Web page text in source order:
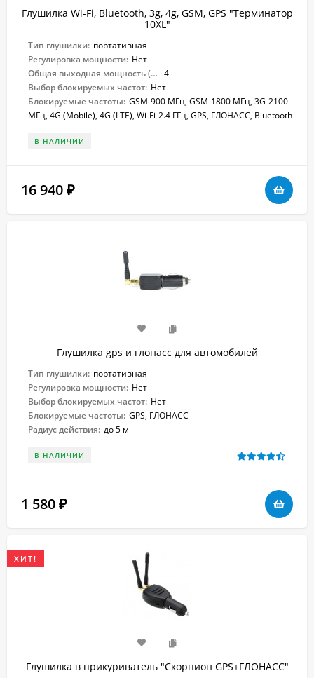
Глушилка Wi-Fi, Bluetooth, 3g, 4g, GSM, GPS "Терминатор
10XL"
Тип глушилки: портативная
Регулировка мощности: Нет
Общая выходная мощность (Вт): 4
Выбор блокируемых частот: Нет
Блокируемые частоты: GSM-900 МГц, GSM-1800 МГц, 3G-2100
МГц, 4G (Mobile), 4G (LTE), Wi-Fi-2.4 ГГц, GPS, ГЛОНАСС, Bluetooth
В НАЛИЧИИ
16 940 ₽
Глушилка gps и глонасс для автомобилей
Тип глушилки: портативная
Регулировка мощности: Нет
Выбор блокируемых частот: Нет
Блокируемые частоты: GPS, ГЛОНАСС
Радиус действия: до 5 м
В НАЛИЧИИ
1 580 ₽
ХИТ!
Глушилка в прикуриватель "Скорпион GPS+ГЛОНАСС"